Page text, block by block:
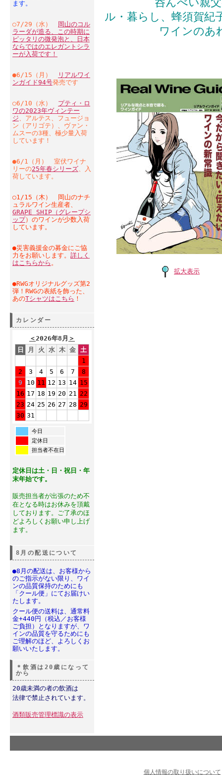
ます。
○7/29（水）
岡山のコル
ラーダが造る、この時期に
ピッタリの微発泡と、日本
ならではのエレガントシラ
ーが入荷です！
●6/15（月）
リアルワイ
ンガイド94号発売です
○6/10（水） プティ・ロ
ワの2023年ヴィンテー
ジ、アルテス、フュージョ
ン（アリゴテ）、ヴァン・
ムスーの3種、極少量入荷
しています！
●6/1（月） 室伏ワイナ
リーの25年春シリーズ、入
荷しています。
○1/15（木） 岡山のナチ
ュラルワイン生産者、
GRAPE SHIP（グレープシ
ップ）のワインが少数入荷
しています。
●災害義援金の募金にご協
力をお願いします。 詳しく
はこちらから 。
●RWGオリジナルグッズ第2
弾！RWGの表紙を飾った、
あのTシャツはこちら ！
カレンダー
＜2026年8月 ＞
日
月 火 水 木 金 土
1
2
3 4 5 6 7
8
9
10 11 12 13 14 15
16 17 18 19 20 21 22
23 24 25 26 27 28 29
30 31
今日
定休日
担当者不在日
定休日は土・日・祝日・年
末年始です。
販売担当者が出張のため不
在となる時はお休みを頂戴
しております。ご了承のほ
どよろしくお願い申し上げ
ます。
8月の配送について
●8月の配送は、お客様から
のご指示がない限り、ワイ
ンの品質保持のためにも
「クール便」にてお届けい
たします。
クール便の送料は、通常料
金+440円（税込／お客様
ご負担）となりますが、ワ
インの品質を守るためにも
ご理解のほど、よろしくお
願いいたします。
＊飲酒は20歳になって
から
20歳未満の者の飲酒は
法律で禁止されています。
酒類販売管理標識の表示
ル・暮らし、蜂須賀紀
ワインのあれこれ
拡大表示
個人情報の取り扱いについて